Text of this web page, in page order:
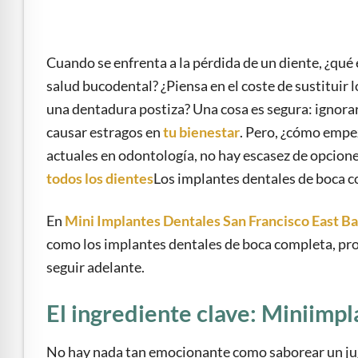
Cuando se enfrenta a la pérdida de un diente,
salud bucodental? ¿Piensa en el coste de
una dentadura postiza? Una cosa es segura:
causar estragos entu bienestar. Pero, ¿cómo
actuales en odontología, no hay escasez de
todos los dientesLos implantes dentales de boca
En Mini Implantes Dentales San Francisco East
como los implantes dentales de boca completa,
seguir adelante.
El ingrediente clave:
No hay nada tan emocionante como saborear un
Friendly Mode
Mode
Safe Mode